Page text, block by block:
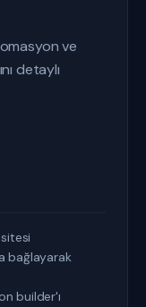
ve
detaylı
bağlayarak
builder'ı